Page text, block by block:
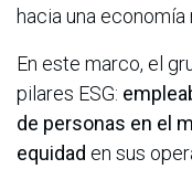
hacia una economía
En este marco, el
pilares ESG:
de personas en el
equidad en sus